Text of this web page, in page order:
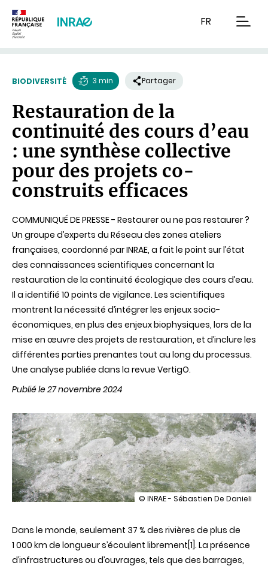
FR
BIODIVERSITÉ
de
lecture
3 min Partager
Restauration de la
continuité des cours d’eau
: une synthèse collective
pour des projets co-
construits efficaces
COMMUNIQUÉ DE PRESSE - Restaurer ou ne pas restaurer ?
Un groupe d’experts du Réseau des zones ateliers
françaises, coordonné par INRAE, a fait le point sur l’état
des connaissances scientifiques concernant la
restauration de la continuité écologique des cours d’eau.
Il a identifié 10 points de vigilance. Les scientifiques
montrent la nécessité d’intégrer les enjeux socio-
économiques, en plus des enjeux biophysiques, lors de la
mise en œuvre des projets de restauration, et d’inclure les
différentes parties prenantes tout au long du processus.
Une analyse publiée dans la revue VertigO.
Publié le 27 novembre 2024
illustration
la
continuité
des
cours
© INRAE - Sébastien De Danieli
Dans le monde, seulement 37 % des rivières de plus de
1 000 km de longueur s’écoulent librement [1] . La présence
d’infrastructures ou d’ouvrages, tels que des barrages,